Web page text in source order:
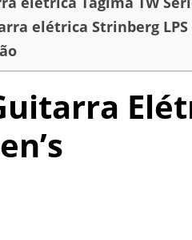
elétrica Strinberg LPS